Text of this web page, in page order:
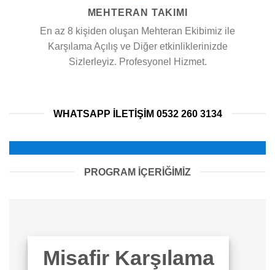
MEHTERAN TAKIMI
En az 8 kişiden oluşan Mehteran Ekibimiz ile
Karşılama Açılış ve Diğer etkinliklerinizde
Sizlerleyiz. Profesyonel Hizmet.
WHATSAPP ILETIŞIM 0532 260 3134
PROGRAM İÇERİĞİMİZ
Misafir Karşılama